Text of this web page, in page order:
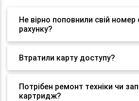
Не вірно поповнили свій
рахунку?
Втратили карту доступу?
Потрібен ремонт техніки чи
картридж?